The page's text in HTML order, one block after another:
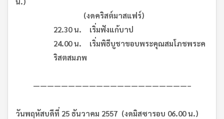
(งดคริสต์มาสแฟร์)
22.30 น. เริ่มฟังแก้บาป
24.00 น. เริ่มพิธีบูชาขอบพระคุณสมโภชพระค
ริสตสมภพ
——————————————————————–
วันพฤหัสบดีที่ 25 ธันวาคม 2557 (งดมิสซารอบ 06.00 น.)